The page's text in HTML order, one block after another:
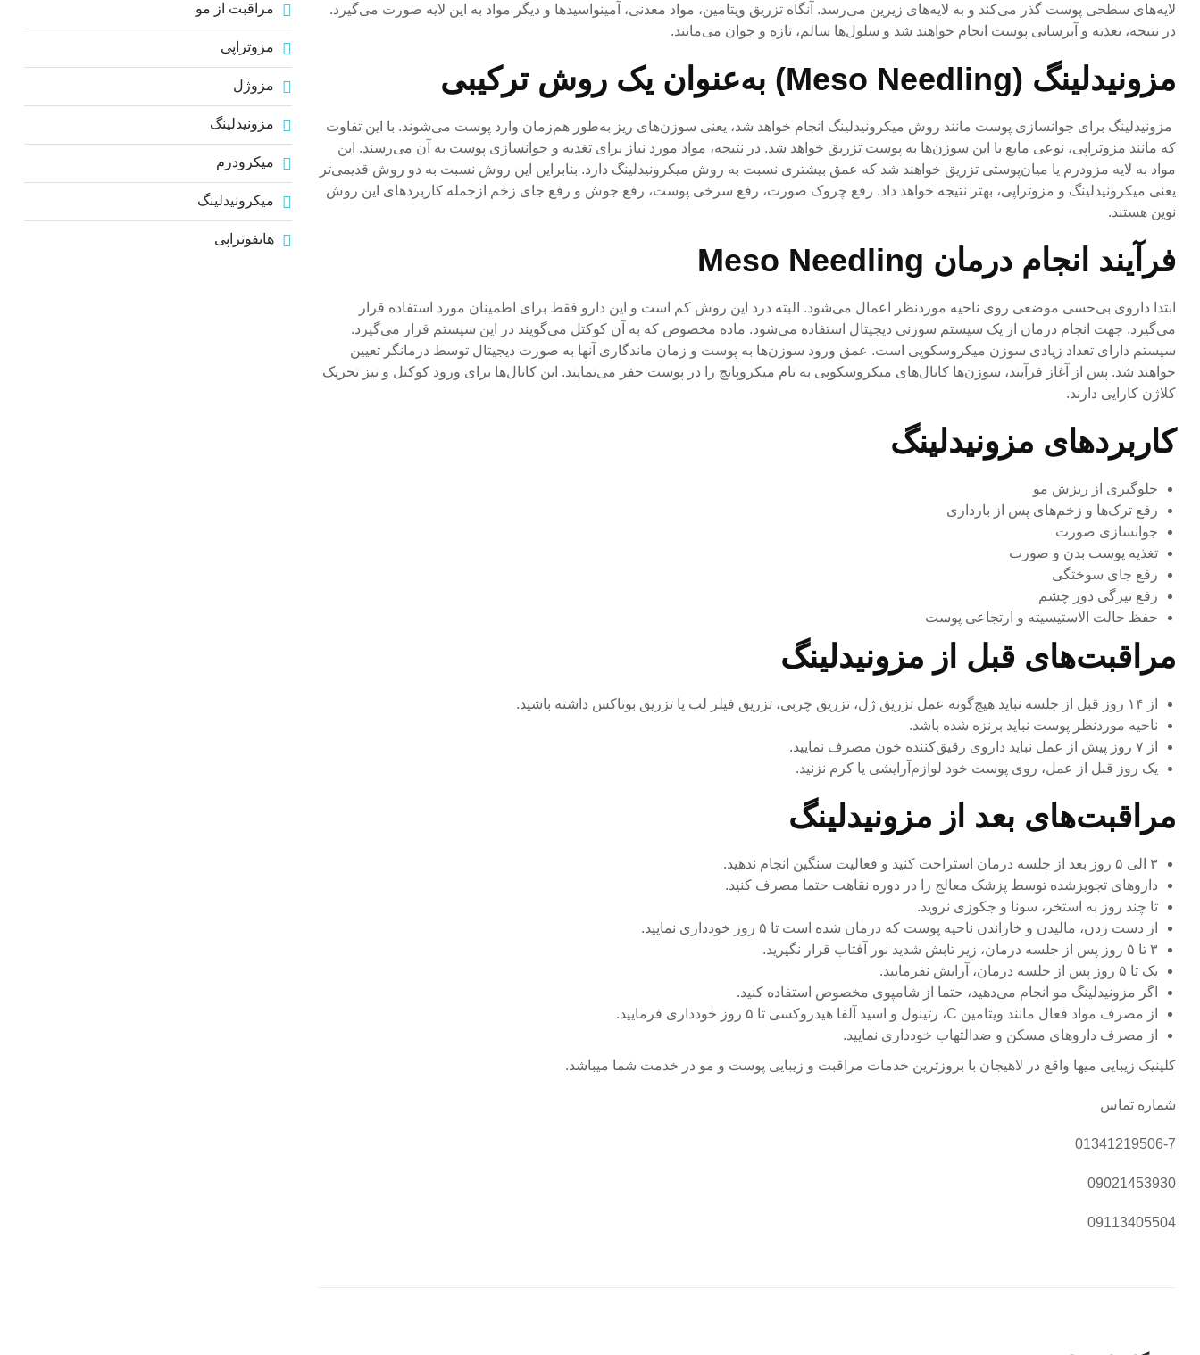
لایه‌های سطحی پوست گذر می‌کند و به لایه‌های زیرین می‌رسد. آنگاه تزریق ویتامین، مواد معدنی، آمینواسیدها و دیگر مواد به این لایه صورت می‌گیرد.
در نتیجه، تغذیه و آبرسانی پوست انجام خواهند شد و سلول‌ها سالم، تازه و جوان می‌مانند.
مزونیدلینگ (Meso Needling) به‌عنوان یک روش ترکیبی
مزونیدلینگ برای جوانسازی پوست مانند روش میکرونیدلینگ انجام خواهد شد، یعنی سوزن‌های ریز به‌طور هم‌زمان وارد پوست می‌شوند. با این تفاوت
که مانند مزوتراپی، نوعی مایع با این سوزن‌ها به پوست تزریق خواهد شد. در نتیجه، مواد مورد نیاز برای تغذیه و جوانسازی پوست به آن می‌رسند. این
مواد به لایه مزودرم یا میان‌پوستی تزریق خواهند شد که عمق بیشتری نسبت به روش میکرونیدلینگ دارد. بنابراین این روش نسبت به دو روش قدیمی‌تر
یعنی میکرونیدلینگ و مزوتراپی، بهتر نتیجه خواهد داد. رفع چروک صورت، رفع سرخی پوست، رفع جوش و رفع جای زخم ازجمله کاربردهای این روش
نوین هستند.
فرآیند انجام درمان Meso Needling
ابتدا داروی بی‌حسی موضعی روی ناحیه موردنظر اعمال می‌شود. البته درد این روش کم است و این دارو فقط برای اطمینان مورد استفاده قرار
می‌گیرد. جهت انجام درمان از یک سیستم سوزنی دیجیتال استفاده می‌شود. ماده مخصوص که به آن کوکتل می‌گویند در این سیستم قرار می‌گیرد.
سیستم دارای تعداد زیادی سوزن میکروسکوپی است. عمق ورود سوزن‌ها به پوست و زمان ماندگاری آنها به ‌صورت دیجیتال توسط درمانگر تعیین
خواهند شد. پس از آغاز فرآیند، سوزن‌ها کانال‌های میکروسکوپی به نام میکروپانچ را در پوست حفر می‌نمایند. این کانال‌ها برای ورود کوکتل و نیز تحریک
کلاژن کارایی دارند.
کاربردهای مزونیدلینگ
جلوگیری از ریزش مو
رفع ترک‌ها و زخم‌های پس از بارداری
جوانسازی صورت
تغذیه پوست بدن و صورت
رفع جای سوختگی
رفع تیرگی دور چشم
حفظ حالت الاستیسیته و ارتجاعی پوست
مراقبت‌های قبل از مزونیدلینگ
از ۱۴ روز قبل از جلسه نباید هیچ‌گونه عمل تزریق ژل، تزریق چربی، تزریق فیلر لب یا تزریق بوتاکس داشته باشید.
ناحیه موردنظر پوست نباید برنزه شده باشد.
از ۷ روز پیش از عمل نباید داروی رقیق‌کننده خون مصرف نمایید.
یک روز قبل از عمل، روی پوست خود لوازم‌آرایشی یا کرم نزنید.
مراقبت‌های بعد از مزونیدلینگ
۳ الی ۵ روز بعد از جلسه درمان استراحت کنید و فعالیت سنگین انجام ندهید.
داروهای تجویزشده توسط پزشک معالج را در دوره نقاهت حتما مصرف کنید.
تا چند روز به استخر، سونا و جکوزی نروید.
از دست زدن، مالیدن و خاراندن ناحیه پوست که درمان شده است تا ۵ روز خودداری نمایید.
۳ تا ۵ روز پس از جلسه درمان، زیر تابش شدید نور آفتاب قرار نگیرید.
یک تا ۵ روز پس از جلسه درمان، آرایش نفرمایید.
اگر مزونیدلینگ مو انجام می‌دهید، حتما از شامپوی مخصوص استفاده کنید.
از مصرف مواد فعال مانند ویتامین C، رتینول و اسید آلفا هیدروکسی تا ۵ روز خودداری فرمایید.
از مصرف داروهای مسکن و ضدالتهاب خودداری نمایید.
کلینیک زیبایی میها واقع در لاهیجان با بروزترین خدمات مراقبت و زیبایی پوست و مو در خدمت شما میباشد.
شماره تماس
01341219506-7
09021453930
09113405504
مراقبت از مو
مزوتراپی
مزوژل
مزونیدلینگ
میکرودرم
میکرونیدلینگ
هایفوتراپی